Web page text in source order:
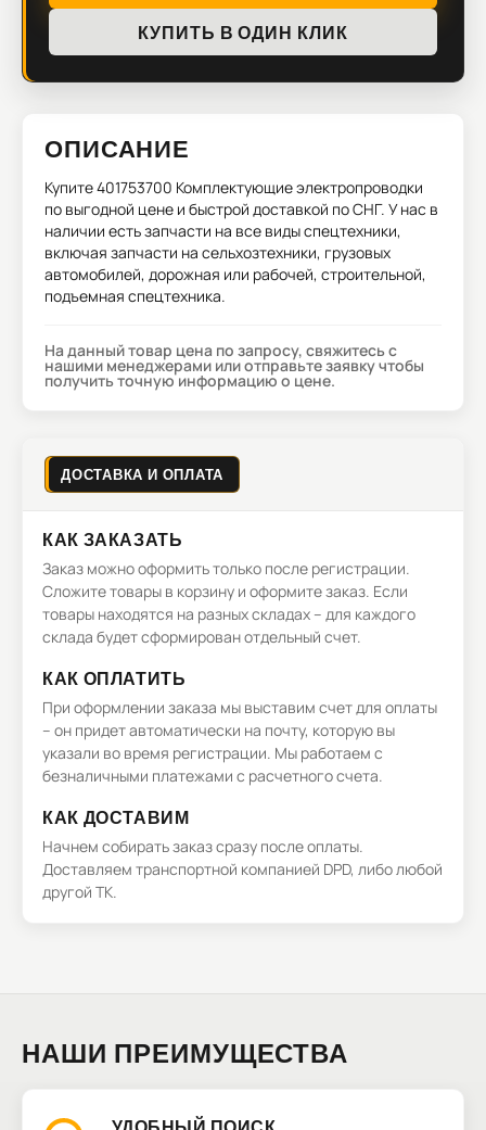
КУПИТЬ В ОДИН КЛИК
ОПИСАНИЕ
Купите401753700 Комплектующие электропроводки
по выгодной цене и быстрой доставкой по СНГ. У нас в
наличии есть запчасти на все виды спецтехники,
включая запчасти на сельхозтехники, грузовых
автомобилей, дорожная или рабочей, строительной,
подъемная спецтехника.
На данный товар цена по запросу, свяжитесь с
нашими менеджерами или отправьте заявку чтобы
получить точную информацию о цене.
ДОСТАВКА И ОПЛАТА
КАК ЗАКАЗАТЬ
Заказ можно оформить только после регистрации.
Сложите товары в корзину и оформите заказ. Если
товары находятся на разных складах – для каждого
склада будет сформирован отдельный счет.
КАК ОПЛАТИТЬ
При оформлении заказа мы выставим счет для оплаты
– он придет автоматически на почту, которую вы
указали во время регистрации. Мы работаем с
безналичными платежами с расчетного счета.
КАК ДОСТАВИМ
Начнем собирать заказ сразу после оплаты.
Доставляем транспортной компанией DPD, либо любой
другой ТК.
НАШИ ПРЕИМУЩЕСТВА